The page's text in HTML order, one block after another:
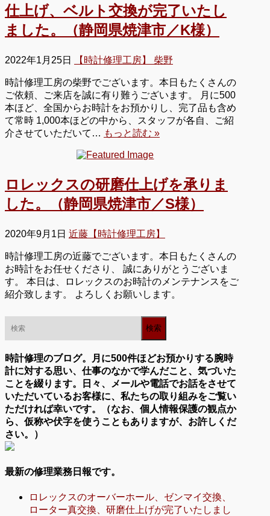
仕上げ、ベルト交換が完了いたし
ました。（静岡県焼津市／K様）
2022年1月25日 【時計修理工房】 柴野
時計修理工房の柴野でございます。本日もたくさんの
ご依頼、ご来店を誠に有り難うございます。 月に500
本ほど、全国からお時計をお預かりし、完了品も含め
て常時 1,000本ほどの中から、スタッフが各自、ご紹
介させていただいて… もっと読む »
ロレックスの研磨仕上げを承りま
した。（静岡県焼津市／S様）
2020年9月1日 近藤【時計修理工房】
時計修理工房の近藤でございます。本日もたくさんの
お時計をお任せくださり、 誠にありがとうございま
す。 本日は、ロレックスのお時計のメンテナンスをご
紹介致します。 よろしくお願いします。
時計修理のブログ。月に500件ほどお預かりする腕時
計に対する思い、仕事のなかで学んだこと、気づいた
ことを綴ります。日々、メールや電話でお話をさせて
いただいているお客様に、私たちの取り組みをご覧い
ただければ幸いです。（なお、個人情報保護の観点か
ら、仮称や伏字を使うこともありますが、お許しくだ
さい。）
最新の修理業務日報です。
ロレックスのオーバーホール、ゼンマイ交換、
ローター真交換、研磨仕上げが完了いたしまし